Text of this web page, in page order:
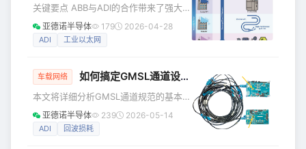
精彩演讲速览 以单芯片方案重塑多圈编
码器设计 在工业自动化应用中，多圈编
码器对于实现精确的角度测量和位置反
关键要点 ABB与ADI的合作带来了强大的
Ethernet-APL（高级物理层）技术，将
推动各类加工厂的工业自动化升级。
能稳定运行。 Ethernet-APL不仅能够简
工业设施的可靠性。 借助实时诊断功能
和无缝设备集成能力，运营人员能够高
亚德诺半导体 179 2026-04-28
ADI 工业以太网
车载网络 如何搞定GMSL通道设计？这份“避坑指南”请查收！
本文将详细分析GMSL通道规范的基本组
成部分，探讨您需要了解的关键设计考
量，并提供实用指导以帮助您避开常见
亚德诺半导体 239 2026-05-14
ADI 回波损耗